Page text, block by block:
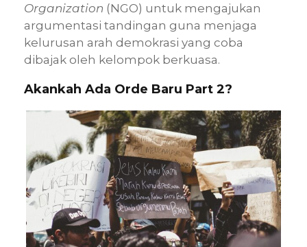
Organization (NGO) untuk mengajukan
argumentasi tandingan guna menjaga
kelurusan arah demokrasi yang coba
dibajak oleh kelompok berkuasa.
Akankah Ada Orde Baru Part 2?